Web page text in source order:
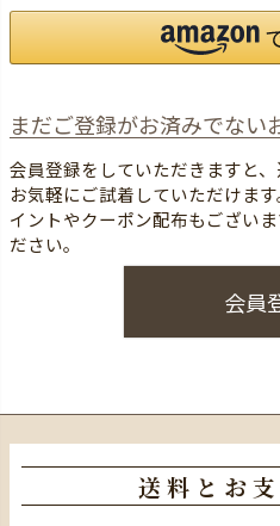
まだご登録がお済みでない
会員登録をしていただきますと
お気軽にご試着していただけます
イントやクーポン配布もございま
ださい。
会員
送料とお